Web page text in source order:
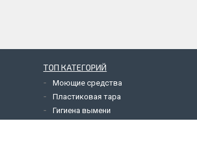
ТОП КАТЕГОРИЙ
Моющие средства
Пластиковая тара
Гигиена вымени